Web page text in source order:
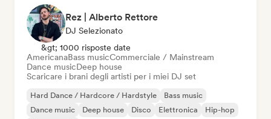
Rez | Alberto Rettore
DJ Selezionato
&gt; 1000 risposte date
AmericanaBass musicCommerciale / Mainstream
Dance musicDeep house
Scaricare i brani degli artisti per i miei DJ set
Hard Dance / Hardcore / Hardstyle
Bass music
Dance music
Deep house Disco Elettronica
Hip-hop